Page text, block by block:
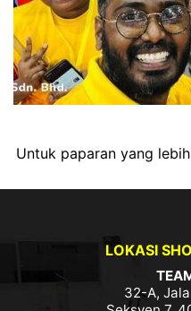
Untuk paparan yang
LOKASI
32-A,